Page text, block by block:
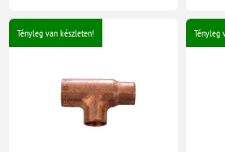
Tényleg van készleten! Tényleg